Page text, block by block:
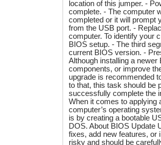
location of this jumper. -
complete. - The computer
completed or it will prompt
from the USB port. -
computer. To identify your
BIOS setup. - The third
current BIOS version. -
Although installing a
components, or improve
upgrade is recommended
to that, this task should be
successfully complete the
When it comes to applying
computer’s operating
is by creating a bootable
DOS. About BIOS Update
fixes, add new features, or
risky and should be